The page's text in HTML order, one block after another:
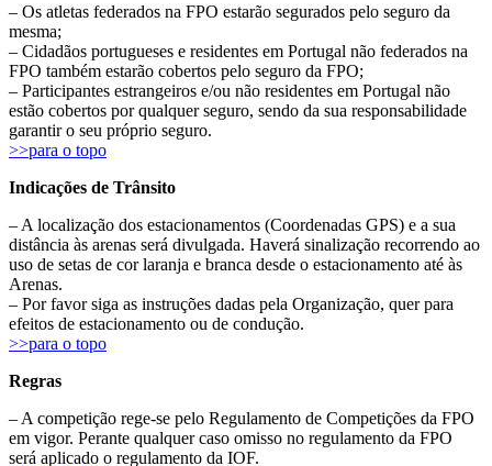
– Os atletas federados na FPO estarão segurados pelo seguro da
mesma;
– Cidadãos portugueses e residentes em Portugal não federados na
FPO também estarão cobertos pelo seguro da FPO;
– Participantes estrangeiros e/ou não residentes em Portugal não
estão cobertos por qualquer seguro, sendo da sua responsabilidade
garantir o seu próprio seguro.
>>para o topo
Indicações de Trânsito
– A localização dos estacionamentos (Coordenadas GPS) e a sua
distância às arenas será divulgada. Haverá sinalização recorrendo ao
uso de setas de cor laranja e branca desde o estacionamento até às
Arenas.
– Por favor siga as instruções dadas pela Organização, quer para
efeitos de estacionamento ou de condução.
>>para o topo
Regras
– A competição rege-se pelo Regulamento de Competições da FPO
em vigor. Perante qualquer caso omisso no regulamento da FPO
será aplicado o regulamento da IOF.